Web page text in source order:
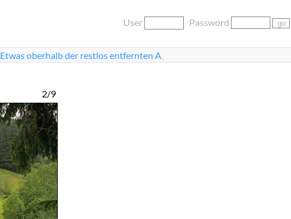
User Password
Etwas oberhalb der restlos entfernten A
2/9